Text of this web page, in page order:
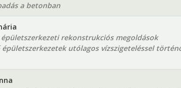
a betonban
rekonstrukciós megoldások
épületszerkezetek utólagos vízszigeteléssel